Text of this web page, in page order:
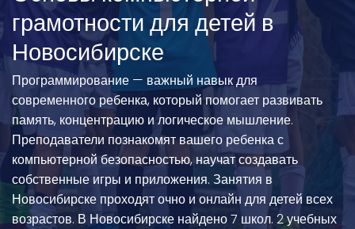
грамотности для детей в
Новосибирске
Программирование — важный навык для
современного ребенка, который помогает развивать
память, концентрацию и логическое мышление.
Преподаватели познакомят вашего ребенка с
компьютерной безопасностью, научат создавать
собственные игры и приложения. Занятия в
Новосибирске проходят очно и онлайн для детей всех
возрастов. В Новосибирске найдено 7 школ. 2 учебных